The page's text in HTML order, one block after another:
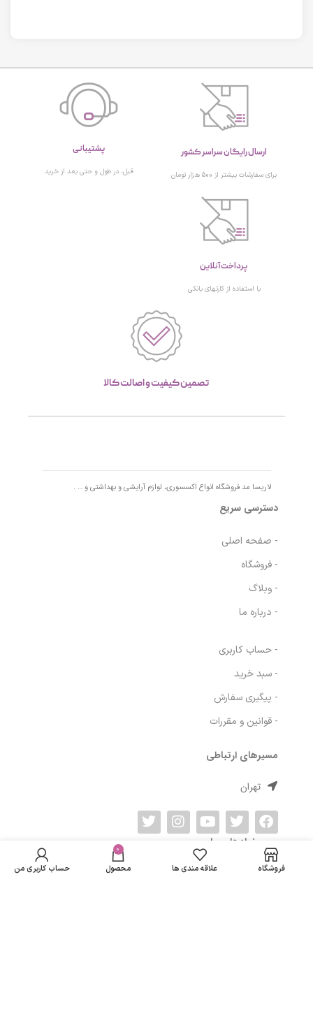
ارسال رایگان سراسر کشور
برای سفارشات بیشتر از 500 هزار تومان
پشتیبانی
قبل، در طول و حتی بعد از خرید
پرداخت آنلاین
با استفاده از کارتهای بانکی
تصمین کیفیت و اصالت کالا
لاریسا مد فروشگاه انواع اکسسوری، لوازم آرایشی و بهداشتی و … .
دسترسی سریع
- صفحه اصلی
- فروشگاه
- وبلاگ
- درباره ما
- حساب کاربری
- سبد خرید
- پیگیری سفارش
- قوانین و مقررات
مسیرهای ارتباطی
تهران
نمادهای ما
کرم موبر صورت و
بدن بانوان
هیدرودرم مناسب
پوست های حساس
حجم 330 میلی
تومان
باشد فروشگاه علاقه مندی ها
0
محصول حساب کاربری من